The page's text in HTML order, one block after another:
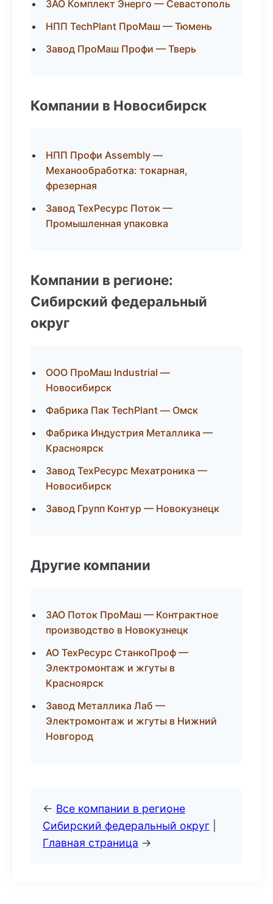
ЗАО Комплект Энерго — Севастополь
НПП TechPlant ПроМаш — Тюмень
Завод ПроМаш Профи — Тверь
Компании в Новосибирск
НПП Профи Assembly —
Механообработка: токарная,
фрезерная
Завод ТехРесурс Поток —
Промышленная упаковка
Компании в регионе:
Сибирский федеральный
округ
ООО ПроМаш Industrial —
Новосибирск
Фабрика Пак TechPlant — Омск
Фабрика Индустрия Металлика —
Красноярск
Завод ТехРесурс Мехатроника —
Новосибирск
Завод Групп Контур — Новокузнецк
Другие компании
ЗАО Поток ПроМаш — Контрактное
производство в Новокузнецк
АО ТехРесурс СтанкоПроф —
Электромонтаж и жгуты в
Красноярск
Завод Металлика Лаб —
Электромонтаж и жгуты в Нижний
Новгород
← Все компании в регионе
Сибирский федеральный округ
Главная страница →